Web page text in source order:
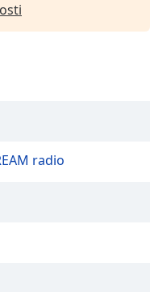
radio